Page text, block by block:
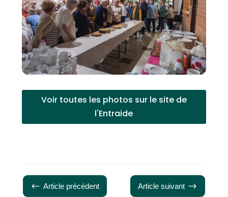
Voir toutes les photos sur le site de
l'Entraide
# Article précédent Article suivant $